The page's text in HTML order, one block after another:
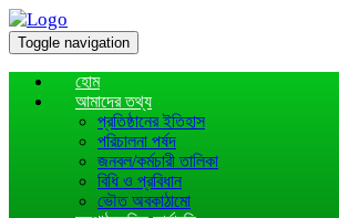
Toggle navigation
হোম
আমাদের তথ্য
প্রতিষ্ঠানের ইতিহাস
পরিচালনা পর্ষদ
জনবল/কর্মচারী তালিকা
বিধি ও প্রবিধান
ভৌত অবকাঠামো